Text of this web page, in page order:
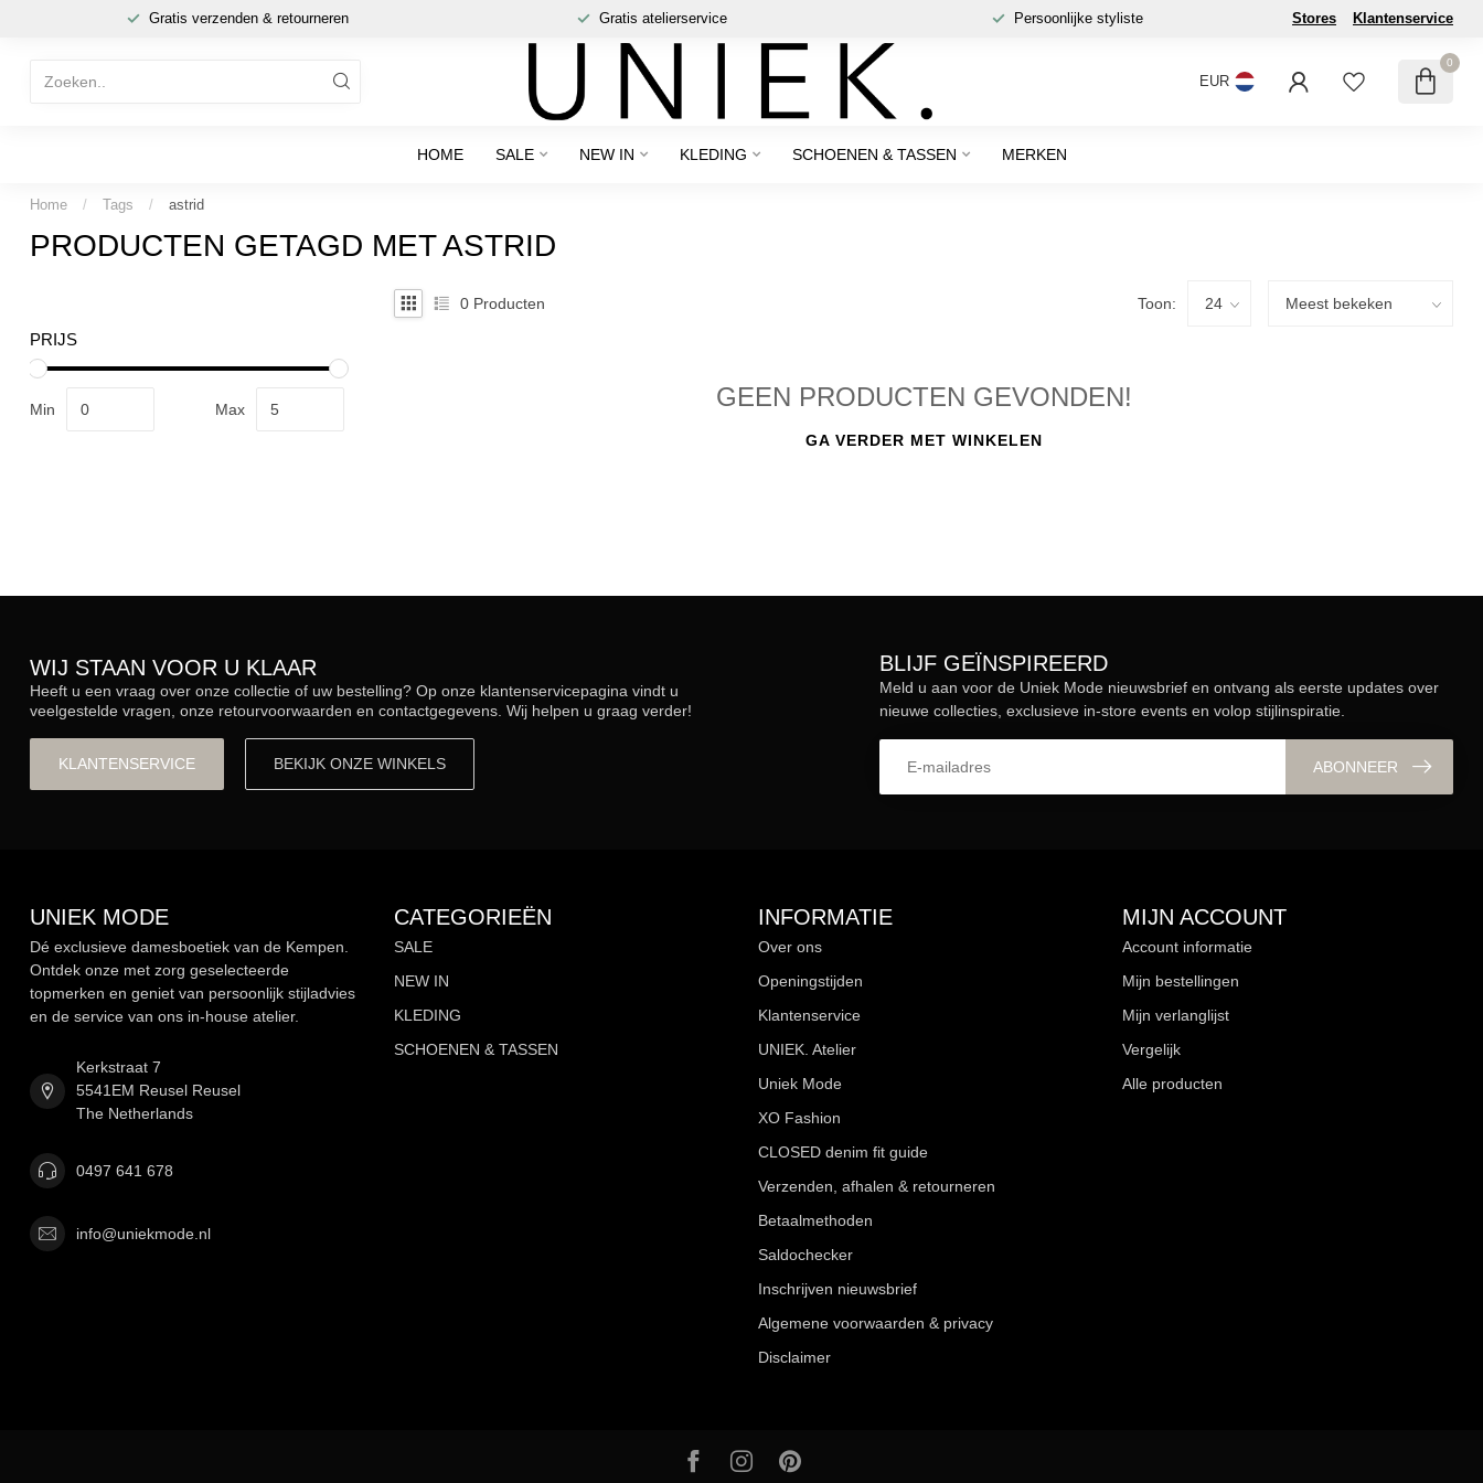
Gratis verzenden & retourneren Gratis atelierservice Persoonlijke styliste Stores Klantenservice
EUR
0
HOME SALE NEW IN KLEDING SCHOENEN & TASSEN MERKEN
Home / Tags / astrid
PRODUCTEN GETAGD MET ASTRID
PRIJS
Min Max
0 Producten Toon:
GEEN PRODUCTEN GEVONDEN!
GA VERDER MET WINKELEN
WIJ STAAN VOOR U KLAAR
Heeft u een vraag over onze collectie of uw bestelling? Op onze klantenservicepagina vindt u
veelgestelde vragen, onze retourvoorwaarden en contactgegevens. Wij helpen u graag verder!
KLANTENSERVICE BEKIJK ONZE WINKELS
BLIJF GEÏNSPIREERD
Meld u aan voor de Uniek Mode nieuwsbrief en ontvang als eerste updates over
nieuwe collecties, exclusieve in-store events en volop stijlinspiratie.
ABONNEER
UNIEK MODE
Dé exclusieve damesboetiek van de Kempen.
Ontdek onze met zorg geselecteerde
topmerken en geniet van persoonlijk stijladvies
en de service van ons in-house atelier.
Kerkstraat 7
5541EM Reusel Reusel
The Netherlands
0497 641 678
info@uniekmode.nl
CATEGORIEËN
SALE
NEW IN
KLEDING
SCHOENEN & TASSEN
INFORMATIE
Over ons
Openingstijden
Klantenservice
UNIEK. Atelier
Uniek Mode
XO Fashion
CLOSED denim fit guide
Verzenden, afhalen & retourneren
Betaalmethoden
Saldochecker
Inschrijven nieuwsbrief
Algemene voorwaarden & privacy
Disclaimer
MIJN ACCOUNT
Account informatie
Mijn bestellingen
Mijn verlanglijst
Vergelijk
Alle producten